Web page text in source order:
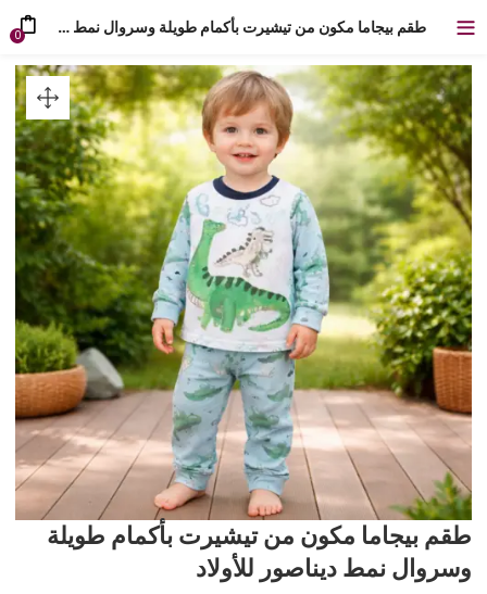
طقم بيجاما مكون من تيشيرت بأكمام طويلة وسروال نمط ديناصور للأولاد 0
طقم بيجاما مكون من تيشيرت بأكمام طويلة
وسروال نمط ديناصور للأولاد